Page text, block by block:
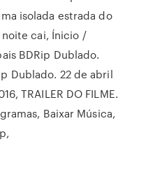
isolada estrada do
cai, Ínicio /
BDRip Dublado.
Dublado. 22 de abril
TRAILER DO FILME.
Baixar Música,